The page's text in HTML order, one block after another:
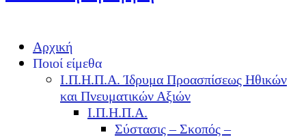
Αρχική
Ποιοί είμεθα
Ι.Π.Η.Π.Α. Ίδρυμα Προασπίσεως Ηθικών
και Πνευματικών Αξιών
Ι.Π.Η.Π.Α.
Σύστασις – Σκοπός –